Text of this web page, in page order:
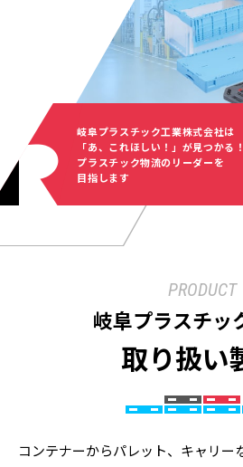
岐阜プラスチック工業株式会社は
「あ、これほしい！」が見つかる！
プラスチック物流のリーダーを
目指します
PRODUCT
岐阜プラスチッ
取り扱い
コンテナーからパレット、キャリー